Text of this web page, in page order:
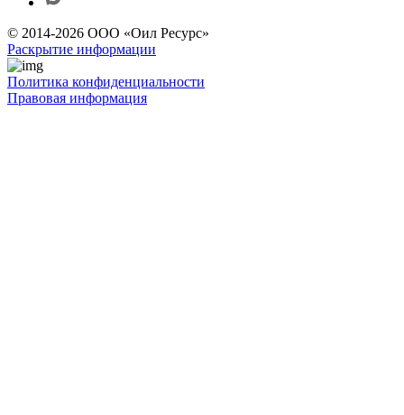
© 2014-2026 ООО «Оил Ресурс»
Раскрытие информации
Политика конфиденциальности
Правовая информация